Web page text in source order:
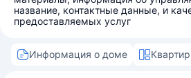
название, контактные данные, и
предоставляемых услуг
Информация о доме